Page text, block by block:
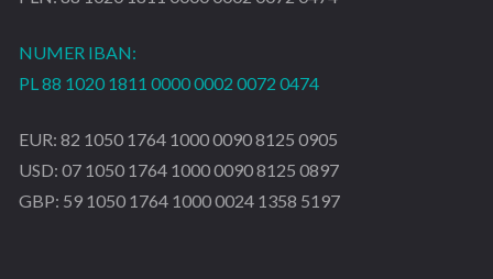
NUMER IBAN:
PL 88 1020 1811 0000 0002 0072 0474
EUR: 82 1050 1764 1000 0090 8125 0905
USD: 07 1050 1764 1000 0090 8125 0897
GBP: 59 1050 1764 1000 0024 1358 5197